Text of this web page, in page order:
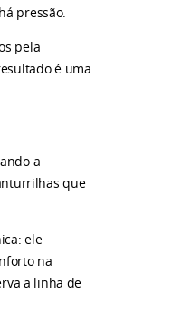
pressão.
pela
é uma
a
que
ele
na
a linha de